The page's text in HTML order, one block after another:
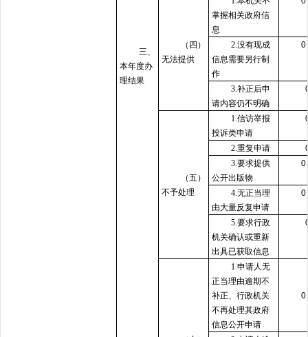
三、
本年度办
理结果
（四）
无法提供
掌握相关政府信
息
2.没有现成
信息需要另行制
作
3.补正后申
请内容仍不明确
（五）
不予处理
1.信访举报
投诉类申请
2.重复申请
3.要求提供
公开出版物
4.无正当理
由大量反复申请
5.要求行政
机关确认或重新
出具已获取信息
1.申请人无
正当理由逾期不
补正、行政机关
不再处理其政府
信息公开申请